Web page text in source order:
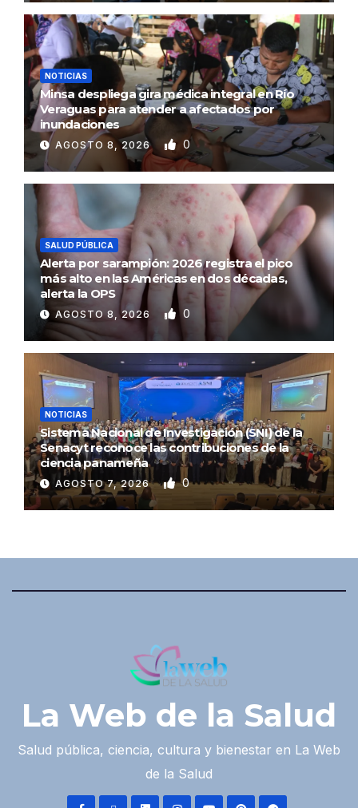
NOTICIAS
Minsa despliega gira médica integral en Río
Veraguas para atender a afectados por
inundaciones
AGOSTO 8, 2026 0
SALUD PÚBLICA
Alerta por sarampión: 2026 registra el pico
más alto en las Américas en dos décadas,
alerta la OPS
AGOSTO 8, 2026 0
NOTICIAS
Sistema Nacional de Investigación (SNI) de la
Senacyt reconoce las contribuciones de la
ciencia panameña
AGOSTO 7, 2026 0
La Web de la Salud
Salud pública, ciencia, cultura y bienestar en La Web
de la Salud